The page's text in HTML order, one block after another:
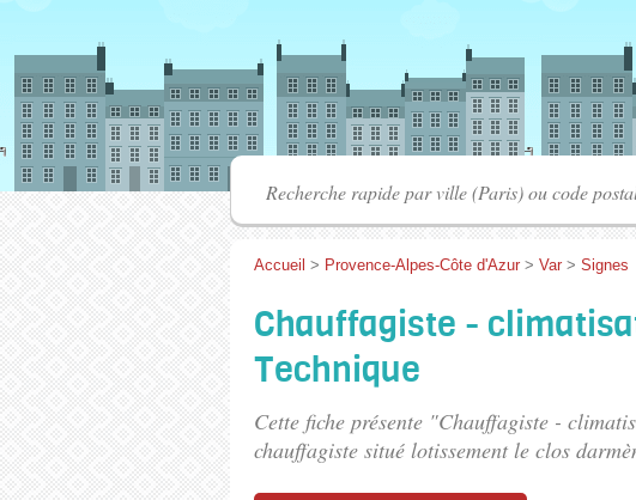
Accueil > Provence-Alpes-Côte d'Azur > Var > Signes
Chauffagiste -
Technique
Cette fiche présente "Chauffagiste -
chauffagiste situé lotissement le clos